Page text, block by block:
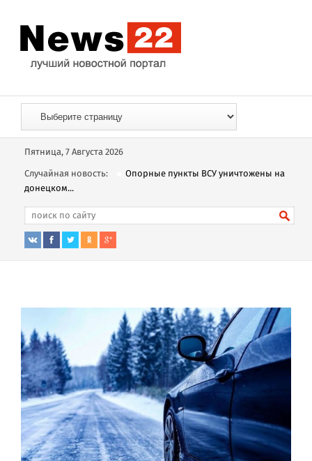
Пятница, 7 Августа 2026
Случайная новость:
Опорные пункты ВСУ уничтожены на
донецком...